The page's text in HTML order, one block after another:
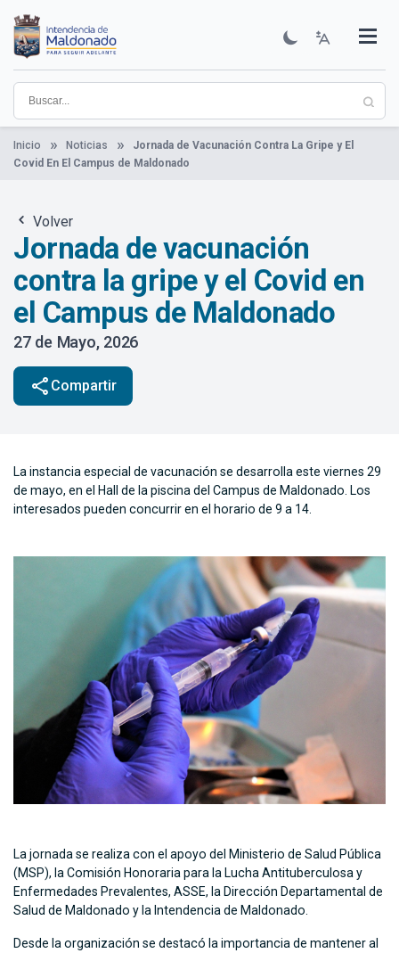
contenido
principal
Institucional
Municipios
Descubre Maldonado
Comunicación
Servicios
Guía De Trámites
Ver Noticias
Inicio Noticias
Jornada de Vacunación Contra La Gripe y El
Covid En El Campus de Maldonado
Volver
Jornada de vacunación
contra la gripe y el Covid en
el Campus de Maldonado
27 de Mayo, 2026
share Compartir
La instancia especial de vacunación se desarrolla este viernes 29
de mayo, en el Hall de la piscina del Campus de Maldonado. Los
interesados pueden concurrir en el horario de 9 a 14.
La jornada se realiza con el apoyo del Ministerio de Salud Pública
(MSP), la Comisión Honoraria para la Lucha Antituberculosa y
Enfermedades Prevalentes, ASSE, la Dirección Departamental de
Salud de Maldonado y la Intendencia de Maldonado.
Desde la organización se destacó la importancia de mantener al